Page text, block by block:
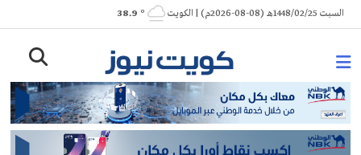
Skip
to
السبت 1448/02/25هـ (08-08-2026م) | الكويت ° 38.9